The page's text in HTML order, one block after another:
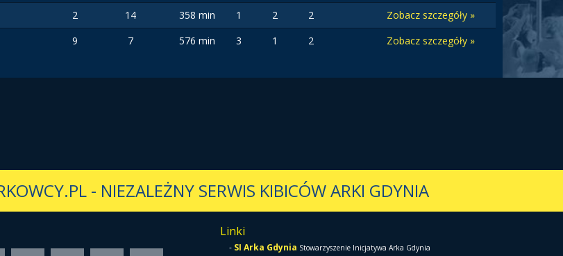
2 14 358 min 1 2 2
Zobacz szczegóły »
9 7 576 min 3 1 2 Zobacz szczegóły »
- NIEZALEŻNY SERWIS KIBICÓW ARKI GDYNIA
Linki
- SI Arka Gdynia Stowarzyszenie Inicjatywa Arka Gdynia